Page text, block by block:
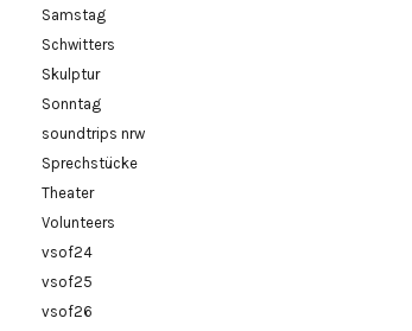
Samstag
Schwitters
Skulptur
Sonntag
soundtrips nrw
Sprechstücke
Theater
Volunteers
vsof24
vsof25
vsof26